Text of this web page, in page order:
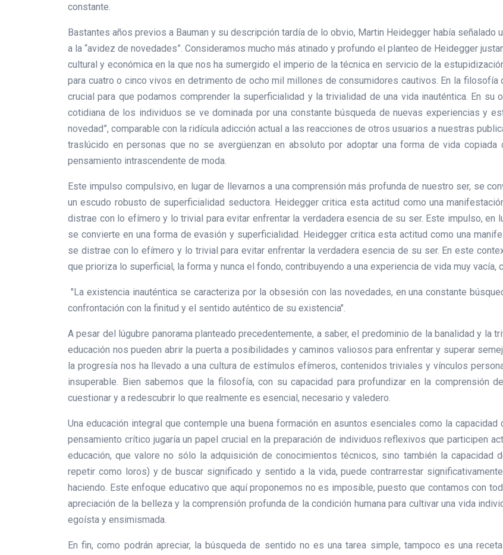
constante.
Bastantes años previos a Bauman y su descripción tardía de lo obvio, Martin Heidegger había
a la “avidez de novedades”. Consideramos mucho más atinado y profundo el planteo de Heidegger
cultural y económica en la que nos ha sumergido el imperio de la técnica en servicio de la
para cuatro o cinco vivos en detrimento de ocho mil millones de consumidores cautivos. En la filosofía
crucial para que podamos comprender la superficialidad y la trivialidad de una vida inauténtica. En su
cotidiana de los individuos se ve dominada por una constante búsqueda de nuevas experiencias y
novedad”, comparable con la ridícula adicción actual a las reacciones de otros usuarios a nuestras
traslúcido en personas que no se avergüenzan en absoluto por adoptar una forma de vida
pensamiento intrascendente de moda.
Este impulso compulsivo, en lugar de llevarnos a una comprensión más profunda de nuestro ser, se
un escudo robusto de superficialidad seductora. Heidegger critica esta actitud como una
distrae con lo efímero y lo trivial para evitar enfrentar la verdadera esencia de su ser. Este impulso, en
se convierte en una forma de evasión y superficialidad. Heidegger critica esta actitud como una
se distrae con lo efímero y lo trivial para evitar enfrentar la verdadera esencia de su ser. En este
que prioriza lo superficial, la forma y nunca el fondo, contribuyendo a una experiencia de vida muy vacía,
"La existencia inauténtica se caracteriza por la obsesión con las novedades, en una constante
confrontación con la finitud y el sentido auténtico de su existencia".
A pesar del lúgubre panorama planteado precedentemente, a saber, el predominio de la banalidad y la
educación nos pueden abrir la puerta a posibilidades y caminos valiosos para enfrentar y superar
la progresía nos ha llevado a una cultura de estímulos efímeros, contenidos triviales y vínculos
insuperable. Bien sabemos que la filosofía, con su capacidad para profundizar en la comprensión
cuestionar y a redescubrir lo que realmente es esencial, necesario y valedero.
Una educación integral que contemple una buena formación en asuntos esenciales como la
pensamiento crítico jugaría un papel crucial en la preparación de individuos reflexivos que participen
educación, que valore no sólo la adquisición de conocimientos técnicos, sino también la capacidad
repetir como loros) y de buscar significado y sentido a la vida, puede contrarrestar
haciendo. Este enfoque educativo que aquí proponemos no es imposible, puesto que contamos con
apreciación de la belleza y la comprensión profunda de la condición humana para cultivar una vida
egoísta y ensimismada.
En fin, como podrán apreciar, la búsqueda de sentido no es una tarea simple, tampoco es una